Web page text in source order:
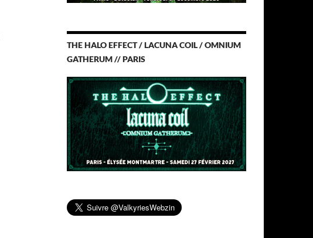
THE HALO EFFECT / LACUNA COIL / OMNIUM
GATHERUM // PARIS